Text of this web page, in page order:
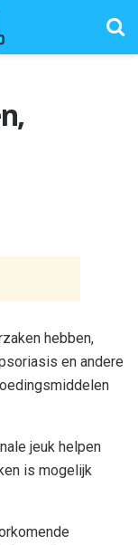
hebben,
en andere
jeuk helpen
is mogelijk